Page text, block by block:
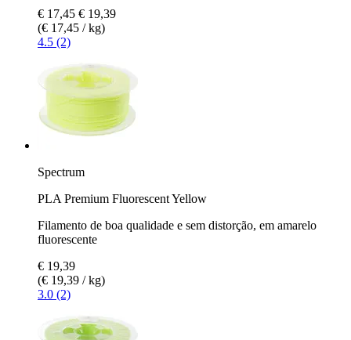
€ 17,45 € 19,39
(€ 17,45 / kg)
4.5 (2)
Spectrum
PLA Premium Fluorescent Yellow
Filamento de boa qualidade e sem distorção, em amarelo
fluorescente
€ 19,39
(€ 19,39 / kg)
3.0 (2)